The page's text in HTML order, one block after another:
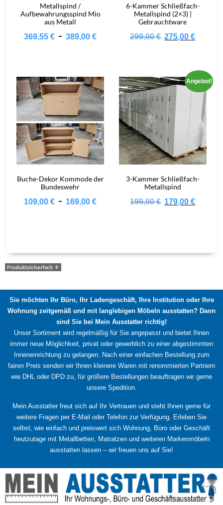
Metallspind /
Aufbewahrungsspind Mio
aus Metall
369,55€ -389,00€
6-Kammer Schließfach-
Metallspind (2×3) |
Gebrauchtware
299,00€
299,00 €
275,00€
Buche-Dekor Kommode der
Bundeswehr
109,00€ - 169,00€
Angebot!
3-Kammer Schließfach-
Metallspind
199,00€ 179,00€
Sie möchten Ihr Büro, Ihr Ladengeschäft, Ihre Institution oder Ihre
Wohnung zeitgemäß und mit langlebigen Möbeln ausstatten? Dann
sind Sie bei Mein Ausstatter richtig!
Unser Sortiment wird regelmäßig für Sie angepasst und bietet Ihnen
immer neue Möglichkeit, privat oder gewerblich zu einer abgestimmten
Inneneinrichtung zu gelangen. Nach einer einfachen Bestellung zum
fairen Preis senden wir Ihnen kleinere Waren mit renommierten Partnern
wie DHL oder DPD zu, für größere Bestellungen beauftragen wir gerne
unsere Spedition.
Mein Ausstatter freut sich auf Ihr Vertrauen und steht Ihnen gerne für
weitere Fragen per E-Mail oder Telefon zur Verfügung. Erleben Sie
selbst, wie einfach und preiswert sich Wohnung, Büro oder Geschäft
heutzutage mit Metallbetten, Matratzen und weiteren Markenmöbeln
ausstatten lassen – wir freuen uns auf Sie!